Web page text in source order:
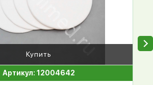
Купить
Артикул: 12004642